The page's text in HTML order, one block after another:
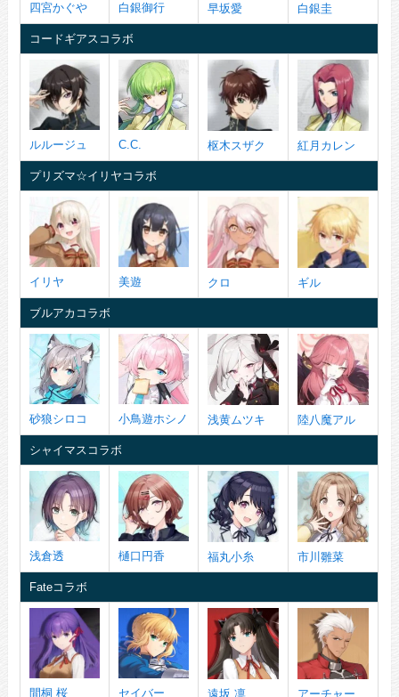
四宮かぐや 白銀御行 早坂愛 白銀圭
コードギアスコラボ
ルルージュ C.C. 枢木スザク 紅月カレン
プリズマ☆イリヤコラボ
イリヤ 美遊 クロ ギル
ブルアカコラボ
砂狼シロコ 小鳥遊ホシノ 浅黄ムツキ 陸八魔アル
シャイマスコラボ
浅倉透 樋口円香 福丸小糸 市川雛菜
Fateコラボ
間桐 桜 セイバー 遠坂 凛 アーチャー